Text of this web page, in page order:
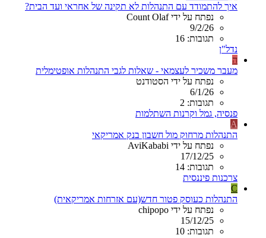
איך להתמודד עם התנהלות לא תקינה של אחראי ועד הבית?
נפתח על ידי Count Olaf
9/2/26
תגובות: 16
נדל"ן
ה
מעבר משכיר לעצמאי - שאלות לגבי התנהלות אופטימלית
נפתח על ידי הסטודנט
6/1/26
תגובות: 2
פנסיה, גמל וקרנות השתלמות
A
התנהלות מרחוק מול חשבון בנק אמריקאי
נפתח על ידי AviKababi
17/12/25
תגובות: 14
צרכנות פיננסית
C
התנהלות כעוסק פטור חדש(עם אזרחות אמריקאית)
נפתח על ידי chipopo
15/12/25
תגובות: 10